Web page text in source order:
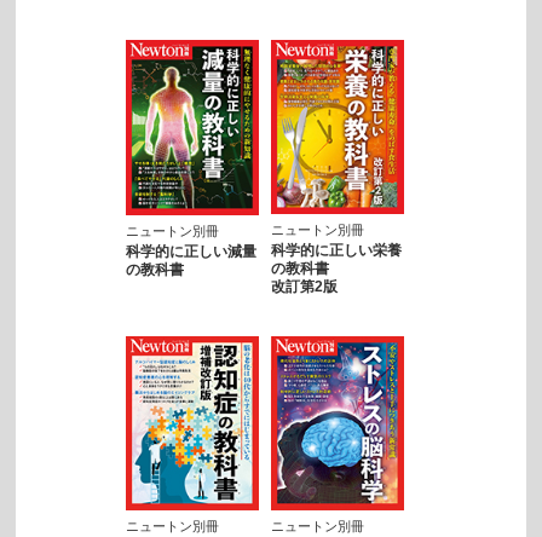
ニュートン別冊
科学的に正しい減量
の教科書
ニュートン別冊
科学的に正しい栄養
の教科書
改訂第2版
ニュートン別冊 ニュートン別冊